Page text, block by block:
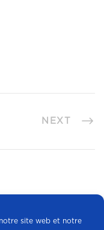
site web et notre
NEXT